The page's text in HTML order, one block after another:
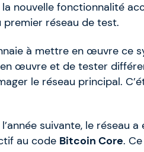
nouvelle fonctionnalité
premier réseau de test.
à mettre en œuvre ce
œuvre et de tester
le réseau principal.
suivante, le réseau
au code Bitcoin Core.